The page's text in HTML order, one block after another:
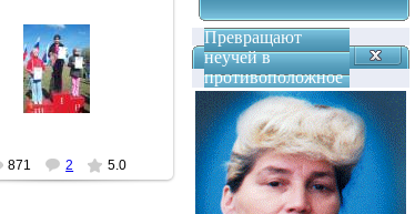
22.09.2008
Победительницы
Антонина
871 2 5.0
Превращают
неучей в
противоположное